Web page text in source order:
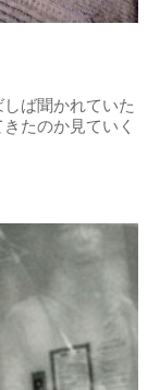
ば聞かれていた
たのか見ていく